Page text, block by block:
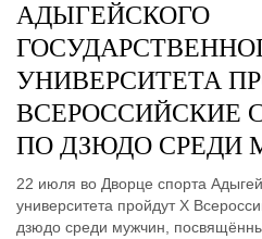
АДЫГЕЙСКОГО
УНИВЕРСИТЕТА
ВСЕРОССИЙСКИЕ
ПО ДЗЮДО СРЕДИ
22 июля во Дворце спорта
университета пройдут Х
дзюдо среди мужчин,